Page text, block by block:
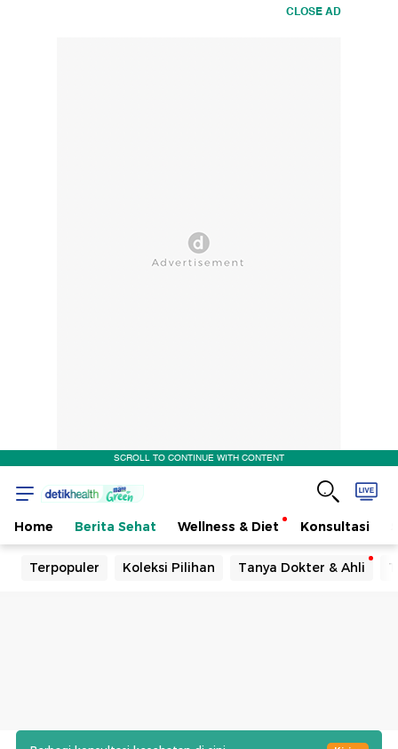
CLOSE AD
SCROLL TO CONTINUE WITH CONTENT
Home Berita Sehat Wellness & Diet Konsultasi
Terpopuler Koleksi Pilihan Tanya Dokter & Ahli